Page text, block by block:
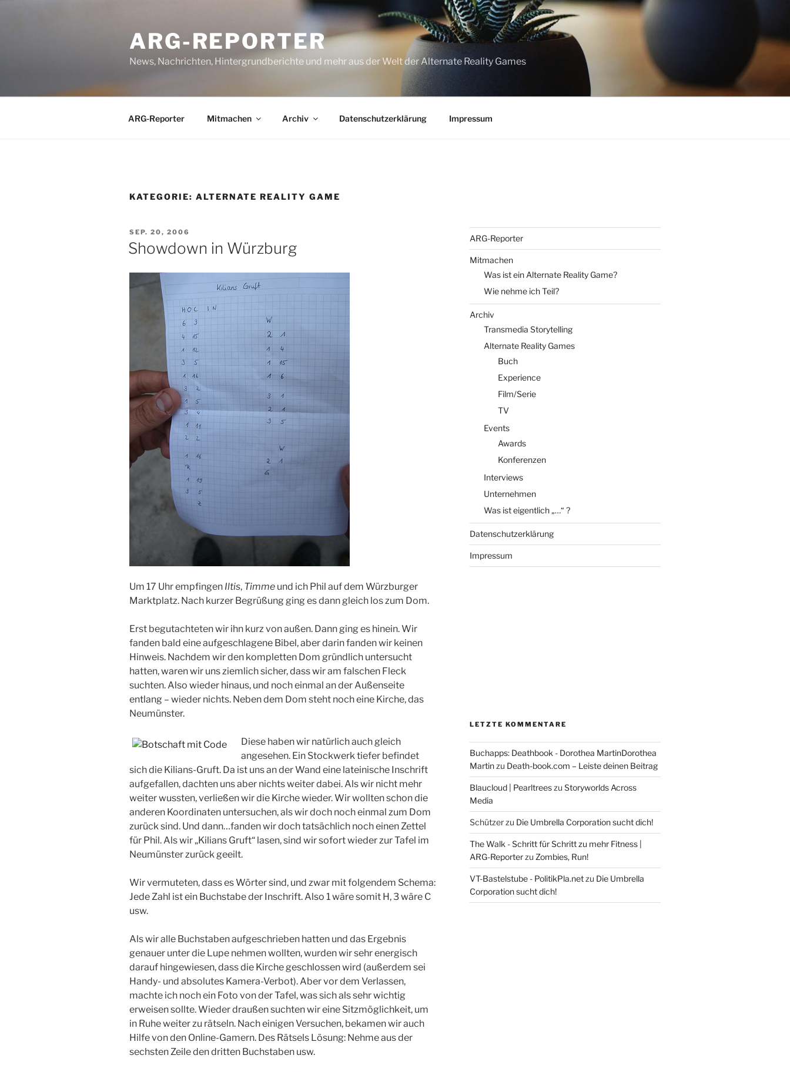
ARG-REPORTER
News, Nachrichten, Hintergrundberichte und mehr aus der Welt der Alternate Reality Games
ARG-Reporter Mitmachen Archiv Datenschutzerklärung Impressum
KATEGORIE: ALTERNATE REALITY GAME
VERÖFFENTLICHT
AM
SEP. 20, 2006
Showdown in Würzburg
Um 17 Uhr empfingen Iltis, Timme und ich Phil auf dem Würzburger
Marktplatz. Nach kurzer Begrüßung ging es dann gleich los zum Dom.
Erst begutachteten wir ihn kurz von außen. Dann ging es hinein. Wir
fanden bald eine aufgeschlagene Bibel, aber darin fanden wir keinen
Hinweis. Nachdem wir den kompletten Dom gründlich untersucht
hatten, waren wir uns ziemlich sicher, dass wir am falschen Fleck
suchten. Also wieder hinaus, und noch einmal an der Außenseite
entlang – wieder nichts. Neben dem Dom steht noch eine Kirche, das
Neumünster.
Diese haben wir natürlich auch gleich
angesehen. Ein Stockwerk tiefer befindet
sich die Kilians-Gruft. Da ist uns an der Wand eine lateinische Inschrift
aufgefallen, dachten uns aber nichts weiter dabei. Als wir nicht mehr
weiter wussten, verließen wir die Kirche wieder. Wir wollten schon die
anderen Koordinaten untersuchen, als wir doch noch einmal zum Dom
zurück sind. Und dann…fanden wir doch tatsächlich noch einen Zettel
für Phil. Als wir „Kilians Gruft“ lasen, sind wir sofort wieder zur Tafel im
Neumünster zurück geeilt.
Wir vermuteten, dass es Wörter sind, und zwar mit folgendem Schema:
Jede Zahl ist ein Buchstabe der Inschrift. Also 1 wäre somit H, 3 wäre C
usw.
Als wir alle Buchstaben aufgeschrieben hatten und das Ergebnis
genauer unter die Lupe nehmen wollten, wurden wir sehr energisch
darauf hingewiesen, dass die Kirche geschlossen wird (außerdem sei
Handy- und absolutes Kamera-Verbot). Aber vor dem Verlassen,
machte ich noch ein Foto von der Tafel, was sich als sehr wichtig
erweisen sollte. Wieder draußen suchten wir eine Sitzmöglichkeit, um
in Ruhe weiter zu rätseln. Nach einigen Versuchen, bekamen wir auch
Hilfe von den Online-Gamern. Des Rätsels Lösung: Nehme aus der
sechsten Zeile den dritten Buchstaben usw.
ARG-Reporter
Mitmachen
Was ist ein Alternate Reality Game?
Wie nehme ich Teil?
Archiv
Transmedia Storytelling
Alternate Reality Games
Buch
Experience
Film/Serie
TV
Events
Awards
Konferenzen
Interviews
Unternehmen
Was ist eigentlich „…“ ?
Datenschutzerklärung
Impressum
LETZTE KOMMENTARE
Buchapps: Deathbook - Dorothea MartinDorothea
Martinzu Death-book.com – Leiste deinen Beitrag
Blaucloud | Pearltreeszu Storyworlds Across
Media
Schützerzu Die Umbrella Corporation sucht dich!
The Walk - Schritt für Schritt zu mehr Fitness |
ARG-Reporterzu Zombies, Run!
VT-Bastelstube - PolitikPla.netzu Die Umbrella
Corporation sucht dich!